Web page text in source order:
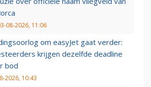
08-2026, 11:06
om easyJet gaat verder:
krijgen dezelfde deadline
bod
2026, 10:43